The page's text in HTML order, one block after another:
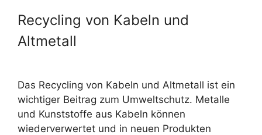
Recycling von Kabeln und
Altmetall
Das Recycling von Kabeln und Altmetall ist ein
wichtiger Beitrag zum Umweltschutz. Metalle
und Kunststoffe aus Kabeln können
wiederverwertet und in neuen Produkten